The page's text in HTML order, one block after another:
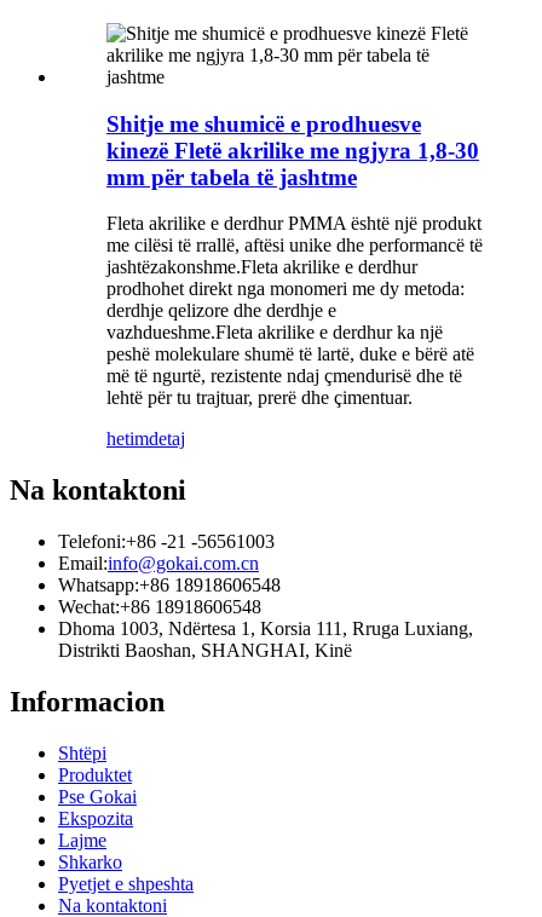
Shitje me shumicë e prodhuesve
kinezë Fletë akrilike me ngjyra 1,8-30
mm për tabela të jashtme
Fleta akrilike e derdhur PMMA është një produkt
me cilësi të rrallë, aftësi unike dhe performancë të
jashtëzakonshme.Fleta akrilike e derdhur
prodhohet direkt nga monomeri me dy metoda:
derdhje qelizore dhe derdhje e
vazhdueshme.Fleta akrilike e derdhur ka një
peshë molekulare shumë të lartë, duke e bërë atë
më të ngurtë, rezistente ndaj çmendurisë dhe të
lehtë për tu trajtuar, prerë dhe çimentuar.
hetimdetaj
Na kontaktoni
Telefoni:+86 -21 -56561003
Email:info@gokai.com.cn
Whatsapp:+86 18918606548
Wechat:+86 18918606548
Dhoma 1003, Ndërtesa 1, Korsia 111, Rruga Luxiang,
Distrikti Baoshan, SHANGHAI, Kinë
Informacion
Shtëpi
Produktet
Pse Gokai
Ekspozita
Lajme
Shkarko
Pyetjet e shpeshta
Na kontaktoni